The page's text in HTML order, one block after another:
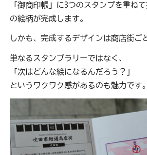
「御商印帳」に3つのスタンプを重ね
の絵柄が完成します。
しかも、完成するデザインは商店街ご
単なるスタンプラリーではなく、
「次はどんな絵になるんだろう？」
というワクワク感があるのも魅力です。